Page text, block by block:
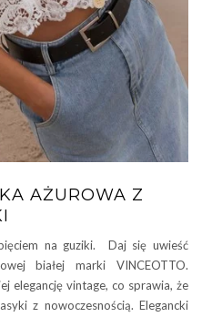
AŻUROWA Z
na guziki. Daj się uwieść
białej marki VINCEOTTO.
elegancję vintage, co sprawia, że
z nowoczesnością. Elegancki